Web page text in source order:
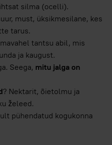
silma (ocelli).
must, üksikmesilane, kes
tarus.
tantsu abil, mis
ja kaugust.
Seega, mitu jalga on
? Nektarit, õietolmu ja
želeed.
pühendatud kogukonna